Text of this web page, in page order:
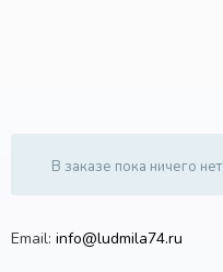
В заказе пока ничего нет
Email: info@ludmila74.ru